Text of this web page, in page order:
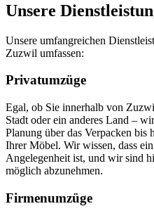
Unsere
Unsere umfangreichen
Zuzwil umfassen:
Privatumzüge
Egal, ob Sie innerhalb von
Stadt oder ein anderes Land –
Planung über das Verpacken bis
Ihrer Möbel. Wir wissen, dass
Angelegenheit ist, und wir sind
möglich abzunehmen.
Firmenumzüge